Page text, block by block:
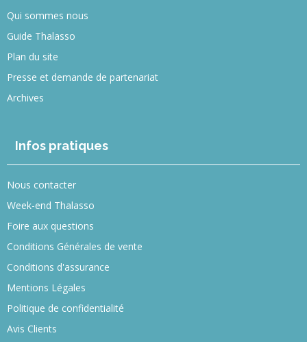
Qui sommes nous
Guide Thalasso
Plan du site
Presse et demande de partenariat
Archives
Infos pratiques
Nous contacter
Week-end Thalasso
Foire aux questions
Conditions Générales de vente
Conditions d'assurance
Mentions Légales
Politique de confidentialité
Avis Clients